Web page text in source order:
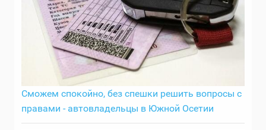
Сможем спокойно, без спешки решить вопросы с
правами - автовладельцы в Южной Осетии